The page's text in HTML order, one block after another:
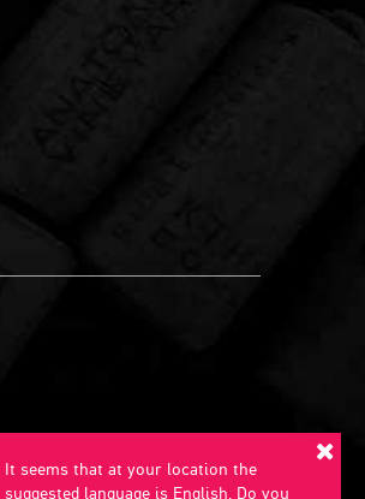
It seems that at your location the
suggested language is English. Do you